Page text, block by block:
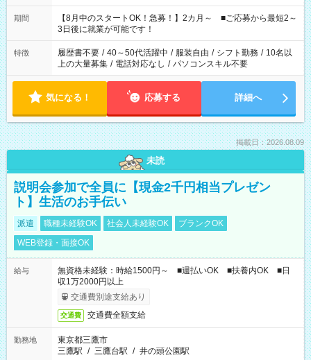
と休みを合わせたい」 「余裕を持って夕飯の準備がしたい」
「できれば残業はしたくない」 など、ご希望を教えてください
ね。 ※Wワーク希望の方へ 今ご覧のお仕事で希望する勤務時間
と、もう1つのお仕事の勤務時間。 合計で週40時間を超える場
合は応募できません。
期間
【8月中のスタートOK！急募！】2カ月～ ■ご応募から最短2～
3日後に就業が可能です！
特徴 履歴書不要 / 40～50代活躍中 / 服装自由 / シフト勤務 / 10名以
上の大量募集 / 電話対応なし / パソコンスキル不要
気になる！ 応募する 詳細へ
掲載日：2026.08.09
未読
説明会参加で全員に【現金2千円相当プレゼン
ト】生活のお手伝い
派遣 職種未経験OK 社会人未経験OK
ブランクOK
WEB登録・面接OK
給与
無資格未経験：時給1500円～ ■週払いOK ■扶養内OK ■日
収1万2000円以上
交通費別途支給あり
交通費 交通費全額支給
勤務地
東京都三鷹市
三鷹駅 / 三鷹台駅 / 井の頭公園駅